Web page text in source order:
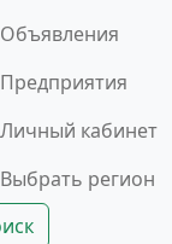
Объявления
Предприятия
Личный кабинет
Выбрать регион